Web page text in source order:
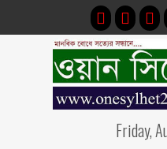
Friday,